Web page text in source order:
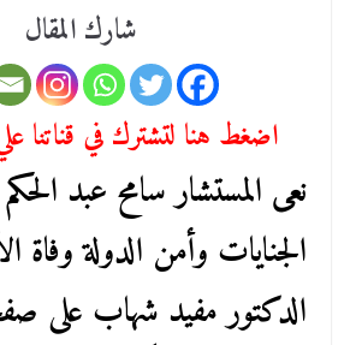
شارك المقال
اضغط هنا لتشترك في قناتنا
نعى المستشار سامح عبد
الجنايات وأمن الدولة وفاة
الدكتور مفيد شهاب على